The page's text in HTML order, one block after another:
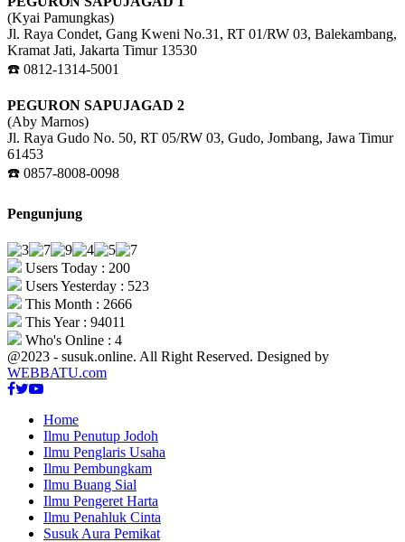
(Kyai Pamungkas)
Jl. Raya Condet, Gang Kweni No.31, RT 01/RW 03, Balekambang,
Kramat Jati, Jakarta Timur 13530
☎️ 0812-1314-5001
PEGURON SAPUJAGAD 2
(Aby Marnos)
Jl. Raya Gudo No. 50, RT 05/RW 03, Gudo, Jombang, Jawa Timur
61453
☎️ 0857-8008-0098
Pengunjung
Users Today : 200
Users Yesterday : 523
This Month : 2666
This Year : 94011
Who's Online : 4
@2023 - susuk.online. All Right Reserved. Designed by
WEBBATU.com
Facebook
Twitter
Youtube
Home
Ilmu Penutup Jodoh
Ilmu Penglaris Usaha
Ilmu Pembungkam
Ilmu Buang Sial
Ilmu Pengeret Harta
Ilmu Penahluk Cinta
Susuk Aura Pemikat